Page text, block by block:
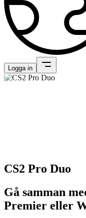
Logga in
CS2 Pro Duo
Gå samman
Premier eller